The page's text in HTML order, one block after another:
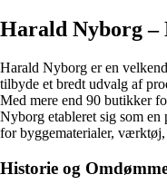
Harald Nyborg –
Harald Nyborg er en
tilbyde et bredt udvalg af
Med mere end 90 butikker
Nyborg etableret sig som
for byggematerialer,
Historie og